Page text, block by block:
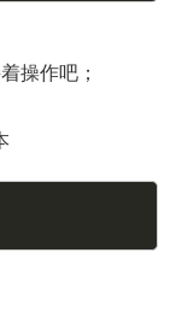
操作吧；